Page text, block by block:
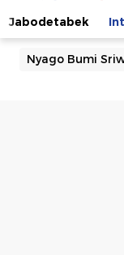
Jabodetabek
Nyago Bumi